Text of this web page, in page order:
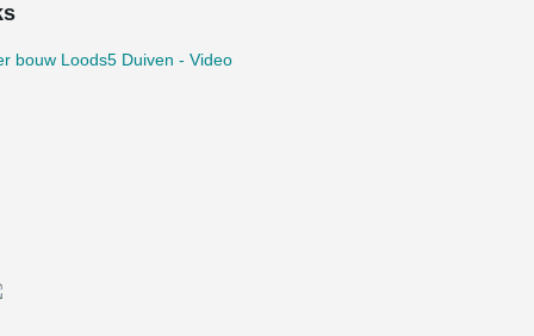
bouw Loods5 Duiven - Video